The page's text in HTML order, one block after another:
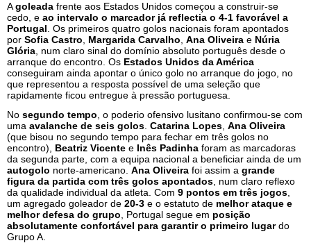
Agoleada frente aos Estados Unidos começou a construir-se
cedo, e ao intervalo o marcador já reflectia o 4-1 favorável a
Portugal . Os primeiros quatro golos nacionais foram apontados
por Sofia Castro Margarida Carvalho Ana Oliveira e Núria
Glória , num claro sinal do domínio absoluto português desde o
arranque do encontro. Os Estados Unidos da América
conseguiram ainda apontar o único golo no arranque do jogo, no
que representou a resposta possível de uma seleção que
rapidamente ficou entregue à pressão portuguesa.
No segundo tempo , o poderio ofensivo lusitano confirmou-se com
uma avalanche de seis golos Catarina Lopes Ana Oliveira
(que bisou no segundo tempo para fechar em três golos no
encontro), Beatriz Vicente e Inês Padinha foram as marcadoras
da segunda parte, com a equipa nacional a beneficiar ainda de um
autogolo norte-americano. Ana Oliveira foi assim a grande
figura da partida com três golos apontados , num claro reflexo
da qualidade individual da atleta. Com 9 pontos em três jogos
um agregado goleador de 20-3 e o estatuto de melhor ataque e
melhor defesa do grupo , Portugal segue em posição
absolutamente confortável para garantir o primeiro lugardo
Grupo A.